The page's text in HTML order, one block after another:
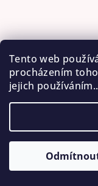
Tento web
procházením
jejich
Copyright 2026